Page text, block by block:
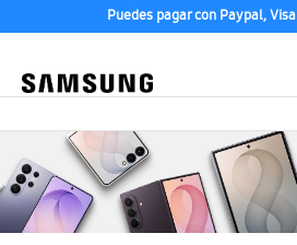
Puedes pagar con Paypal,